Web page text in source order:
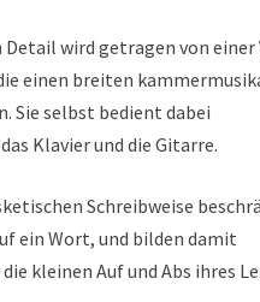
Detail wird getragen von einer
einen breiten
Sie selbst bedient dabei
Klavier und die Gitarre.
Schreibweise
ein Wort, und bilden damit
kleinen Auf und Abs ihres